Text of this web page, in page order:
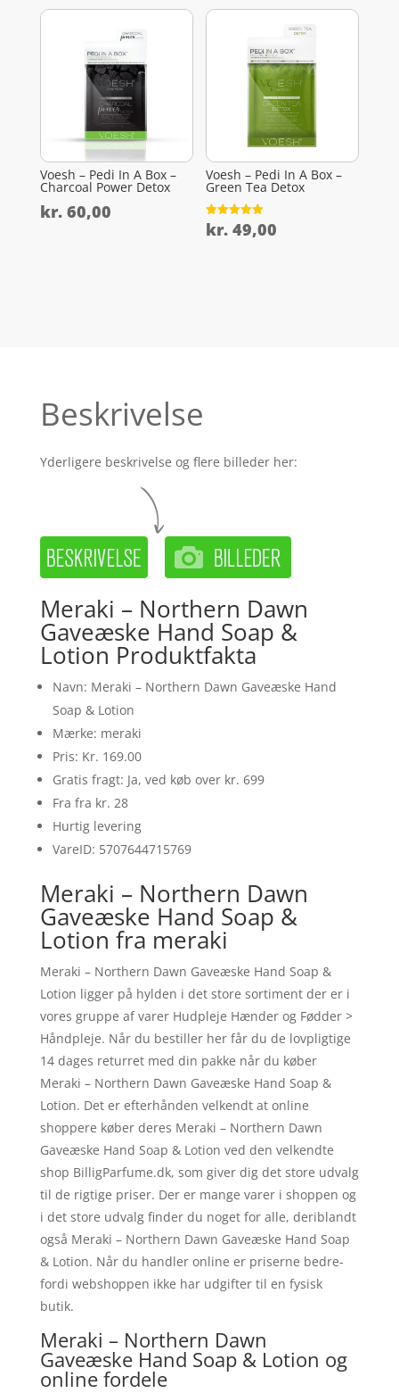
Voesh – Pedi In A Box –
Charcoal Power Detox
kr.60,00
Voesh – Pedi In A Box –
Green Tea Detox
Vurderet
5
kr. 49,00
Beskrivelse
Yderligere beskrivelse og flere billeder her:
Meraki – Northern Dawn
Gaveæske Hand Soap &
Lotion Produktfakta
Navn: Meraki – Northern Dawn Gaveæske Hand
Soap & Lotion
Mærke: meraki
Pris: Kr. 169.00
Gratis fragt: Ja, ved køb over kr. 699
Fra fra kr. 28
Hurtig levering
VareID: 5707644715769
Meraki – Northern Dawn
Gaveæske Hand Soap &
Lotion fra meraki
Meraki – Northern Dawn Gaveæske Hand Soap &
Lotion ligger på hylden i det store sortiment der er i
vores gruppe af varer Hudpleje Hænder og Fødder >
Håndpleje. Når du bestiller her får du de lovpligtige
14 dages returret med din pakke når du køber
Meraki – Northern Dawn Gaveæske Hand Soap &
Lotion. Det er efterhånden velkendt at online
shoppere køber deres Meraki – Northern Dawn
Gaveæske Hand Soap & Lotion ved den velkendte
shop BilligParfume.dk, som giver dig det store udvalg
til de rigtige priser. Der er mange varer i shoppen og
i det store udvalg finder du noget for alle, deriblandt
også Meraki – Northern Dawn Gaveæske Hand Soap
& Lotion. Når du handler online er priserne bedre-
fordi webshoppen ikke har udgifter til en fysisk
butik.
Meraki – Northern Dawn
Gaveæske Hand Soap & Lotion og
online fordele